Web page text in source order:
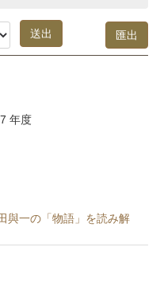
年度
與一の「物語」を読み解